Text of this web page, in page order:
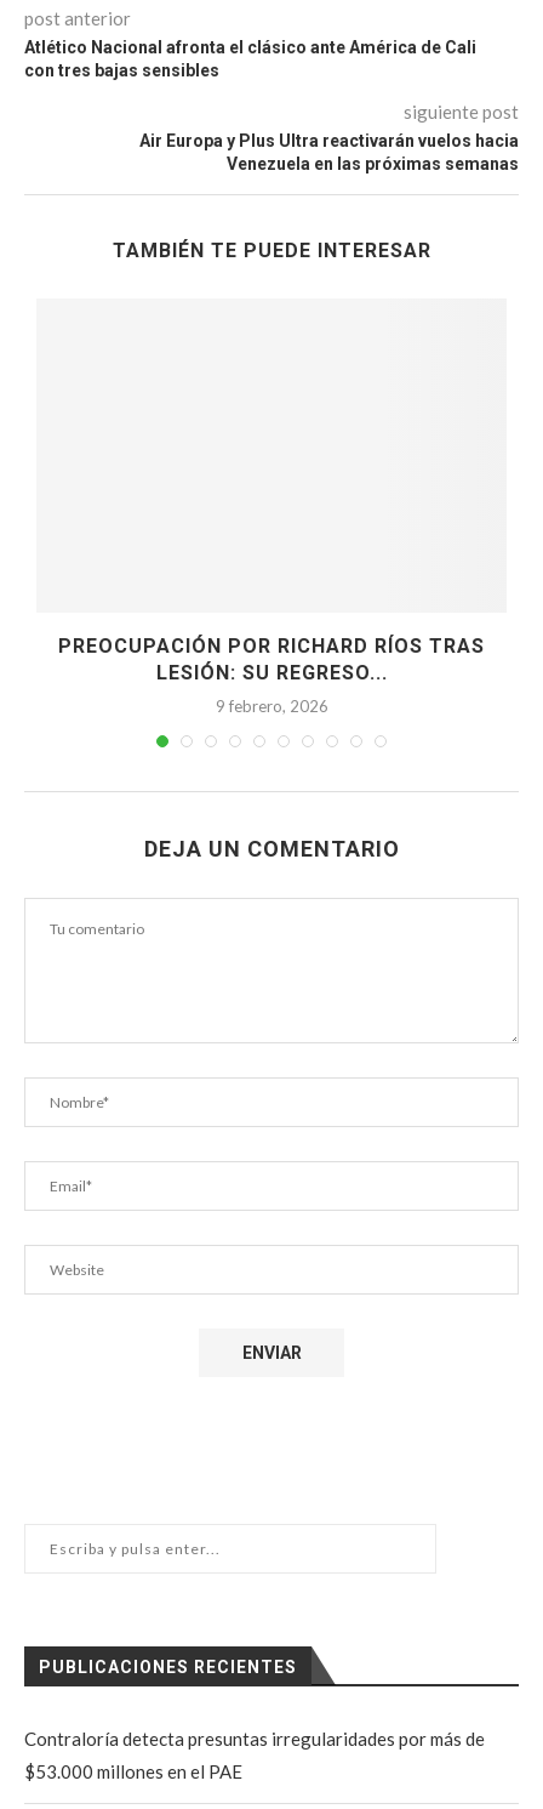
post anterior
Atlético Nacional afronta el clásico ante América de Cali
con tres bajas sensibles
siguiente post
Air Europa y Plus Ultra reactivarán vuelos hacia
Venezuela en las próximas semanas
TAMBIÉN TE PUEDE INTERESAR
PREOCUPACIÓN POR RICHARD RÍOS TRAS
LESIÓN: SU REGRESO...
9 febrero, 2026
DEJA UN COMENTARIO
PUBLICACIONES RECIENTES
Contraloría detecta presuntas irregularidades por más de
$53.000 millones en el PAE